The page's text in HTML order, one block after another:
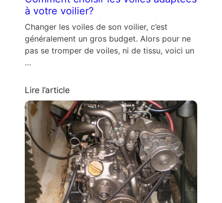
à votre voilier?
Changer les voiles de son voilier, c’est
généralement un gros budget. Alors pour ne
pas se tromper de voiles, ni de tissu, voici un
…
Lire l’article